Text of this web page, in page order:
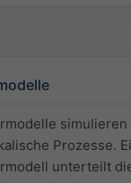
simulieren
Prozesse.
unterteilt